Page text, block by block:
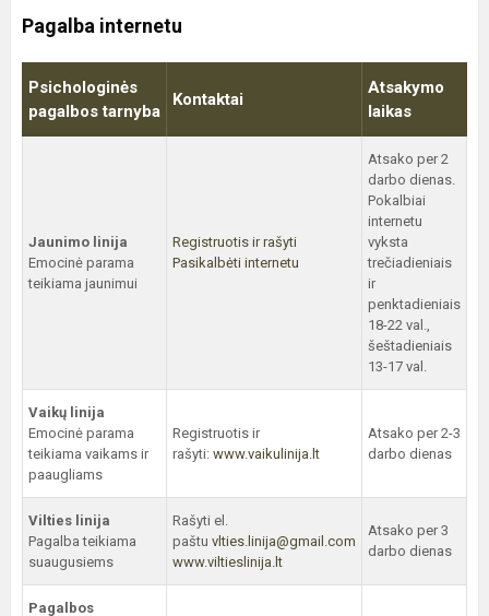
Pagalba internetu
Psichologinės
pagalbos tarnyba
Kontaktai
Atsakymo
laikas
Jaunimo linija
Emocinė parama
teikiama jaunimui
Registruotis ir rašyti
Pasikalbėti internetu
Atsako per 2
darbo dienas.
Pokalbiai
internetu
vyksta
trečiadieniais
ir
penktadieniais
18-22 val.,
šeštadieniais
13-17 val.
Vaikų linija
Emocinė parama
teikiama vaikams ir
paaugliams
Registruotis ir
rašyti: www.vaikulinija.lt
Atsako per 2-3
darbo dienas
Vilties linija
Pagalba teikiama
suaugusiems
Rašyti el.
paštu vlties.linija@gmail.com
www.viltieslinija.lt
Atsako per 3
darbo dienas
Pagalbos